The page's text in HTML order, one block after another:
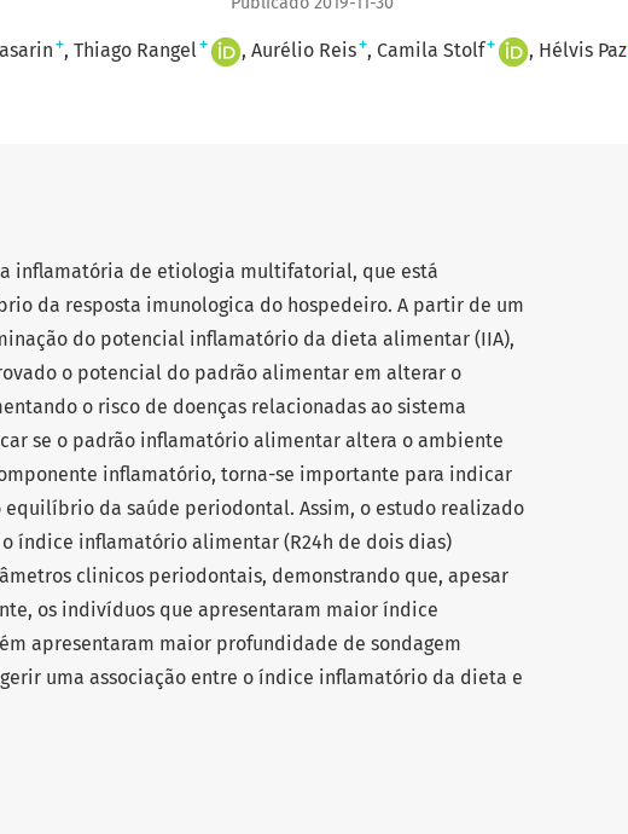
+ Thiago Rangel+ Aurélio Reis+ Camila Stolf+ Hélvis Paz
inflamatória de etiologia multifatorial, que está
da resposta imunologica do hospedeiro. A partir de um
do potencial inflamatório da dieta alimentar (IIA),
o potencial do padrão alimentar em alterar o
o risco de doenças relacionadas ao sistema
se o padrão inflamatório alimentar altera o ambiente
inflamatório, torna-se importante para indicar
da saúde periodontal. Assim, o estudo realizado
índice inflamatório alimentar (R24h de dois dias)
clinicos periodontais, demonstrando que, apesar
os indivíduos que apresentaram maior índice
apresentaram maior profundidade de sondagem
uma associação entre o índice inflamatório da dieta e